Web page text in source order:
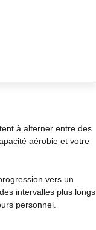
à alterner entre des
aérobie et votre
vers un
intervalles plus longs
personnel.